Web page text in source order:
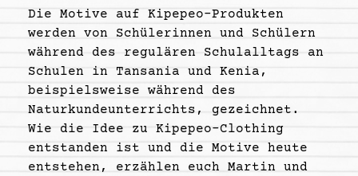
Die Motive auf Kipepeo-Produkten
werden von Schülerinnen und Schülern
während des regulären Schulalltags an
Schulen in Tansania und Kenia,
beispielsweise während des
Naturkundeunterrichts, gezeichnet.
Wie die Idee zu Kipepeo-Clothing
entstanden ist und die Motive heute
entstehen, erzählen euch Martin und